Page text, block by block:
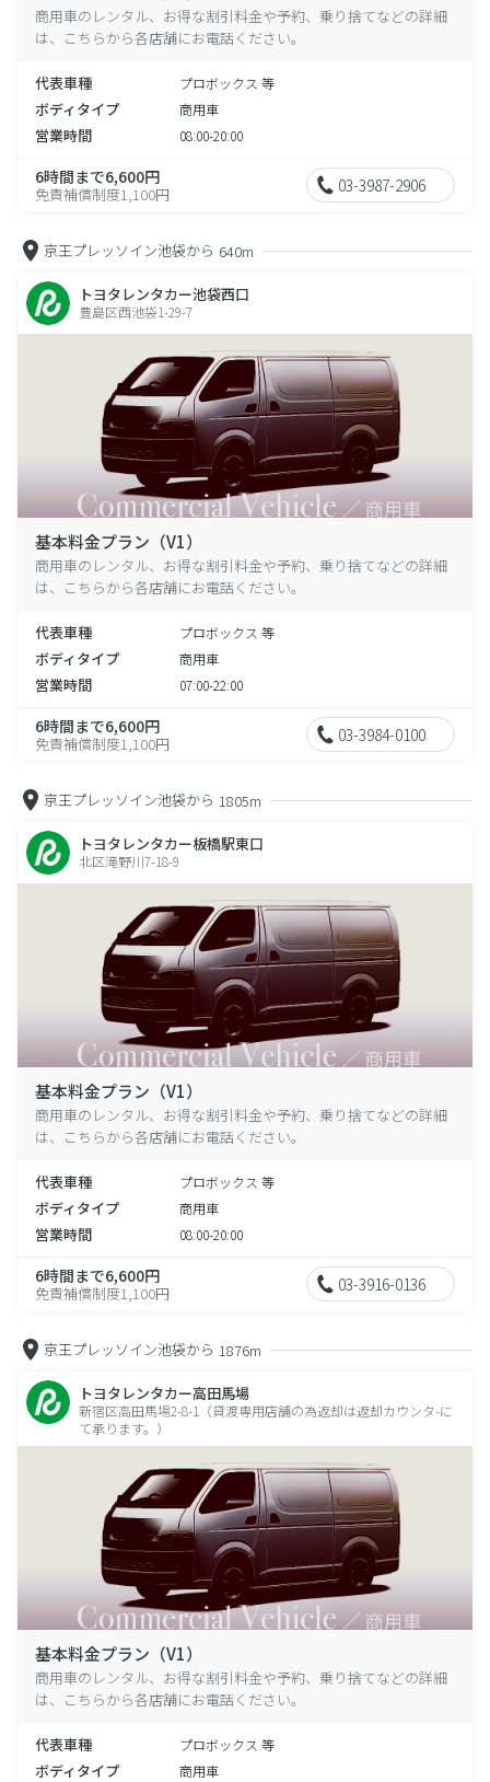
商用車のレンタル、お得な割引料金や予約、乗り捨てなどの詳細
は、こちらから各店舗にお電話ください。
代表車種 プロボックス 等
ボディタイプ 商用車
営業時間 08:00-20:00
6時間まで6,600円
免責補償制度1,100円 03-3987-2906
京王プレッソイン池袋から 640m
トヨタレンタカー池袋西口
豊島区西池袋1-29-7
基本料金プラン（V1）
商用車のレンタル、お得な割引料金や予約、乗り捨てなどの詳細
は、こちらから各店舗にお電話ください。
代表車種 プロボックス 等
ボディタイプ 商用車
営業時間 07:00-22:00
6時間まで6,600円
免責補償制度1,100円 03-3984-0100
京王プレッソイン池袋から 1805m
トヨタレンタカー板橋駅東口
北区滝野川7-18-9
基本料金プラン（V1）
商用車のレンタル、お得な割引料金や予約、乗り捨てなどの詳細
は、こちらから各店舗にお電話ください。
代表車種 プロボックス 等
ボディタイプ 商用車
営業時間 08:00-20:00
6時間まで6,600円
免責補償制度1,100円 03-3916-0136
京王プレッソイン池袋から 1876m
トヨタレンタカー高田馬場
新宿区高田馬場2-8-1（貸渡専用店舗の為返却は返却カウンタ-に
て承ります。）
基本料金プラン（V1）
商用車のレンタル、お得な割引料金や予約、乗り捨てなどの詳細
は、こちらから各店舗にお電話ください。
代表車種 プロボックス 等
ボディタイプ 商用車